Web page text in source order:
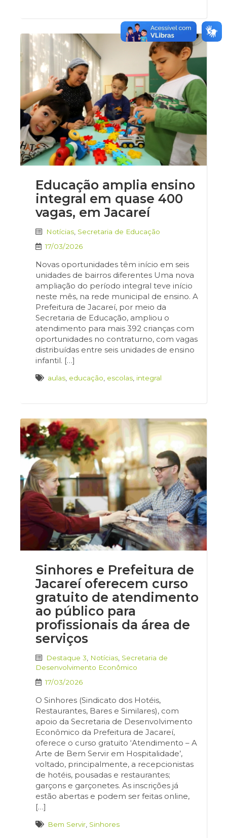
Educação amplia ensino
integral em quase 400
vagas, em Jacareí
Notícias Secretaria de Educação
17/03/2026
Novas oportunidades têm início em seis
unidades de bairros diferentes Uma nova
ampliação do período integral teve início
neste mês, na rede municipal de ensino. A
Prefeitura de Jacareí, por meio da
Secretaria de Educação, ampliou o
atendimento para mais 392 crianças com
oportunidades no contraturno, com vagas
distribuídas entre seis unidades de ensino
infantil. […]
aulas educação escolas integral
Sinhores e Prefeitura de
Jacareí oferecem curso
gratuito de atendimento
ao público para
profissionais da área de
serviços
Destaque 3 Notícias Secretaria de
Desenvolvimento Econômico
17/03/2026
O Sinhores (Sindicato dos Hotéis,
Restaurantes, Bares e Similares), com
apoio da Secretaria de Desenvolvimento
Econômico da Prefeitura de Jacareí,
oferece o curso gratuito ‘Atendimento – A
Arte de Bem Servir em Hospitalidade’,
voltado, principalmente, a recepcionistas
de hotéis, pousadas e restaurantes;
garçons e garçonetes. As inscrições já
estão abertas e podem ser feitas online,
[…]
Bem Servir Sinhores